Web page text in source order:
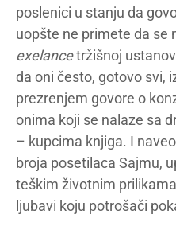
poslenici u stanju da
uopšte ne primete da se
exelancetržišnoj
da oni često, gotovo svi,
prezrenjem govore o
onima koji se nalaze sa
– kupcima knjiga. I
broja posetilaca Sajmu,
teškim životnim
ljubavi koju potrošači